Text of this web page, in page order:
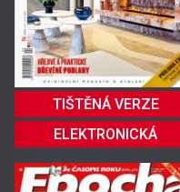
TIŠTĚNÁ VERZE
ELEKTRONICKÁ